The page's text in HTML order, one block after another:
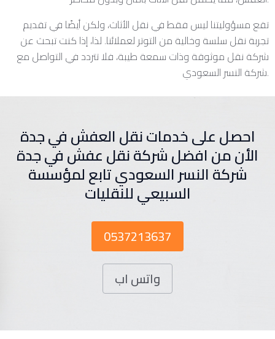
تقع مسؤوليتنا ليس فقط في نقل الأثاث، ولكن أيضًا في تقديم
تجربة نقل سلسة وخالية من التوتر لعملائنا. لذا، إذا كنت تبحث عن
شركة نقل موثوقة وذات سمعة طيبة، فلا تتردد في التواصل مع
شركة النسر السعودي.
احصل على خدمات نقل العفش في جدة
الأن من افضل شركة نقل عفش في جدة
شركة النسر السعودي تابع لمؤسسة
السبيعي للنقليات
0537213637
واتس اب